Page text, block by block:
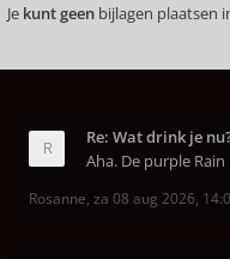
Je kunt geen bijlagen plaatsen
Re: Wat drink je
Aha. De purple
Rosanne, za 08 aug 2026,